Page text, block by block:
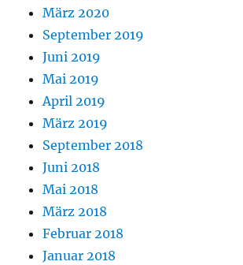
März 2020
September 2019
Juni 2019
Mai 2019
April 2019
März 2019
September 2018
Juni 2018
Mai 2018
März 2018
Februar 2018
Januar 2018